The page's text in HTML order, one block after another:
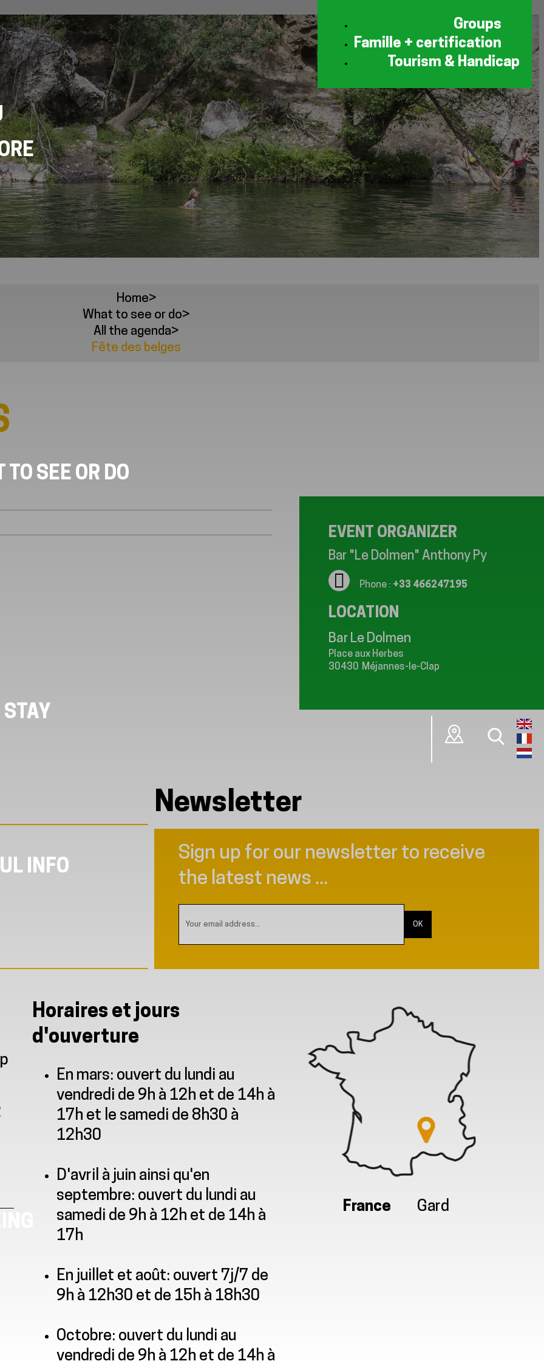
Groups
Famille + certification
Tourism & Handicap
TO SEE OR DO
STAY
INFO
Home>
What to see or do>
All the agenda>
Fête des belges
EVENT ORGANIZER
Bar "Le Dolmen" Anthony Py
Phone : +33 466247195
LOCATION
Bar Le Dolmen
Place aux Herbes
30430 Méjannes-le-Clap
Newsletter
Sign up for our newsletter to receive
the latest news ...
Horaires et jours
d'ouverture
En mars: ouvert du lundi au
vendredi de 9h à 12h et de 14h à
17h et le samedi de 8h30 à
12h30
D'avril à juin ainsi qu'en
septembre: ouvert du lundi au
samedi de 9h à 12h et de 14h à
17h
En juillet et août: ouvert 7j/7 de
9h à 12h30 et de 15h à 18h30
Octobre: ouvert du lundi au
vendredi de 9h à 12h et de 14h à
France Gard